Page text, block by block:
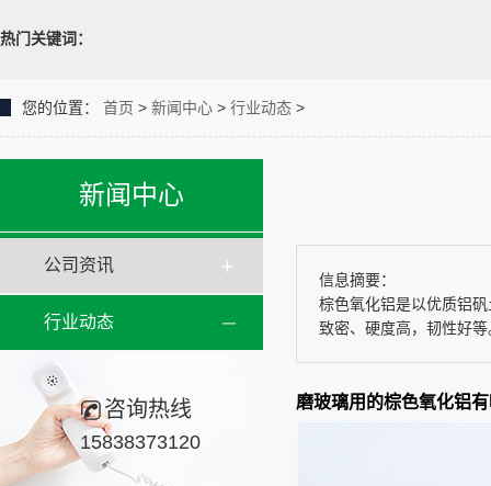
热门关键词：
您的位置： 首页 > 新闻中心 > 行业动态 >
新闻中心
公司资讯
行业动态
咨询热线
15838373120
信息摘要：
棕色氧化铝是以优质铝
致密、硬度高，韧性好
磨玻璃用的棕色氧化铝